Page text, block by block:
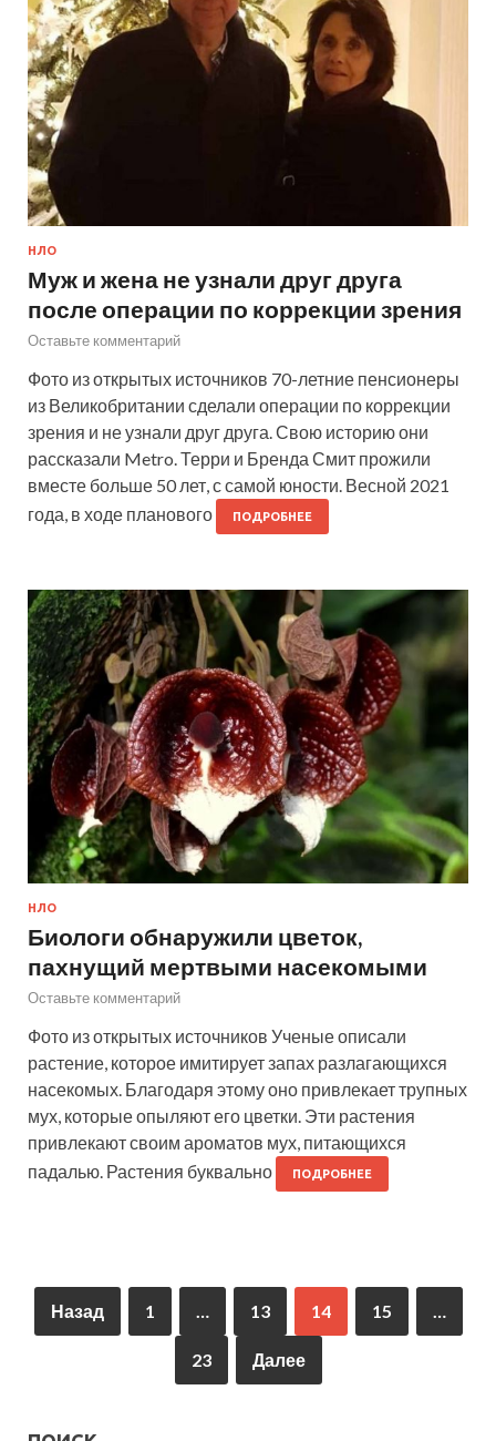
НЛО
Муж и жена не узнали друг друга
после операции по коррекции зрения
Оставьте комментарий
Фото из открытых источников 70-летние пенсионеры
из Великобритании сделали операции по коррекции
зрения и не узнали друг друга. Свою историю они
рассказали Metro. Терри и Бренда Смит прожили
вместе больше 50 лет, с самой юности. Весной 2021
года, в ходе планового
ПОДРОБНЕЕ
НЛО
Биологи обнаружили цветок,
пахнущий мертвыми насекомыми
Оставьте комментарий
Фото из открытых источников Ученые описали
растение, которое имитирует запах разлагающихся
насекомых. Благодаря этому оно привлекает трупных
мух, которые опыляют его цветки. Эти растения
привлекают своим ароматов мух, питающихся
падалью. Растения буквально
ПОДРОБНЕЕ
Назад 1 … 13 14 15 …
23 Далее